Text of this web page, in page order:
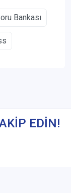
Bankası
EDİN!